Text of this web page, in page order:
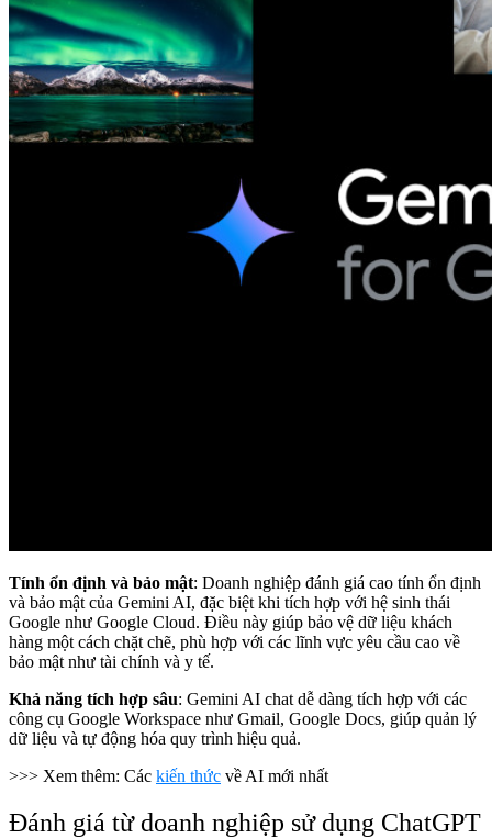
Tính ổn định và bảo mật: Doanh nghiệp đánh giá cao tính ổn định
và bảo mật của Gemini AI, đặc biệt khi tích hợp với hệ sinh thái
Google như Google Cloud. Điều này giúp bảo vệ dữ liệu khách
hàng một cách chặt chẽ, phù hợp với các lĩnh vực yêu cầu cao về
bảo mật như tài chính và y tế.
Khả năng tích hợp sâu: Gemini AI chat dễ dàng tích hợp với các
công cụ Google Workspace như Gmail, Google Docs, giúp quản lý
dữ liệu và tự động hóa quy trình hiệu quả.
>>> Xem thêm: Các kiến thức về AI mới nhất
Đánh giá từ doanh nghiệp sử dụng ChatGPT